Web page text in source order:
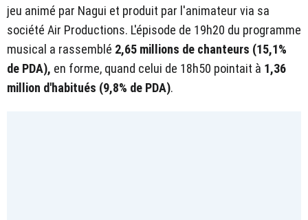
jeu animé par Nagui et produit par l'animateur via sa
société Air Productions. L'épisode de 19h20 du programme
musical a rassemblé 2,65 millions de chanteurs (15,1%
de PDA), en forme, quand celui de 18h50 pointait à 1,36
million d'habitués (9,8% de PDA).